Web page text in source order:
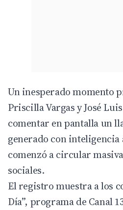
Un inesperado momento
Priscilla Vargas y José
comentar en pantalla un
generado con
comenzó a circular
sociales.
El registro muestra a los
Día”, programa de Canal